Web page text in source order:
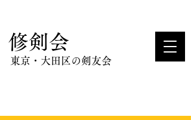
​修剣会
東京・大田区の剣友会